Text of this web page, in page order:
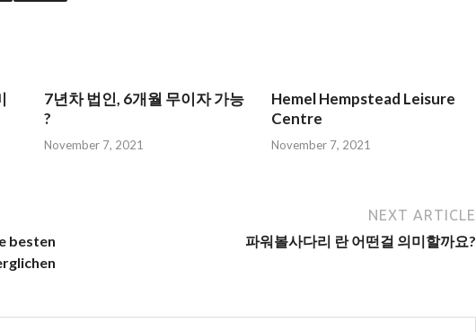
7년차 법인, 6개월 무이자 가능
?
November 7, 2021
Hemel Hempstead Leisure
Centre
November 7, 2021
besten
NEXT ARTICLE
파워볼사다리 란 어떤걸 의미할까요?